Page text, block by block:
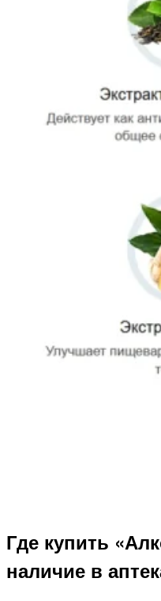
Где купить
наличие в